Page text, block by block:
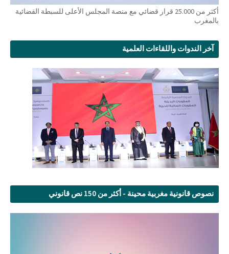
أكثر من 25.000 قرار قضائي مع منصة المجلس الأعلى للسبطة القضائية
بالمغرب
آخر الندوات واللقاءات العلمية
نصوص قانونية مغربية محينة - أكثر من 150 نص قانوني